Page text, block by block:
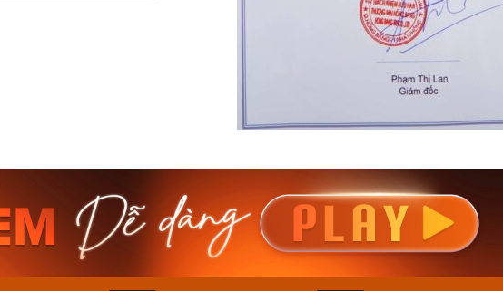
Casio Nam MTS-
RS100L-1AVDF
4.276.000₫
3.634.600₫
Casio Unisex AQ-
230EL-1ADF
2.117.000₫
1.799.450₫
Mua ngay